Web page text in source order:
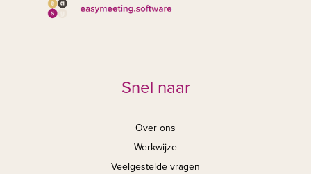
Snel naar
Over ons
Werkwijze
Veelgestelde vragen